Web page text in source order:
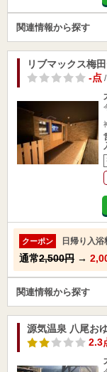
関連情報から探す
リブマックス梅
-点/
クーポン 日帰り入浴
通常2,500円 →
関連情報から探す
源気温泉 八尾お
2.3